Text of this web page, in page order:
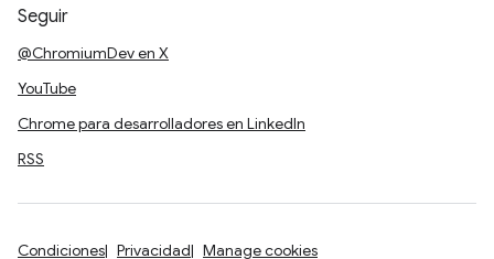
Seguir
@ChromiumDev en X
YouTube
Chrome para desarrolladores en LinkedIn
RSS
Condiciones Privacidad Manage cookies